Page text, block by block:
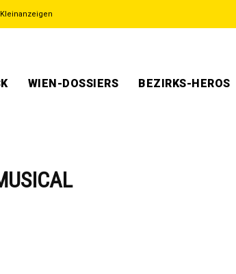
Kleinanzeigen
WIEN-DOSSIERS BEZIRKS-HEROS